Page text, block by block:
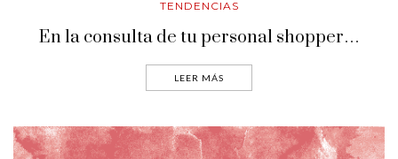
TENDENCIAS
En la consulta de tu personal shopper…
LEER MÁS